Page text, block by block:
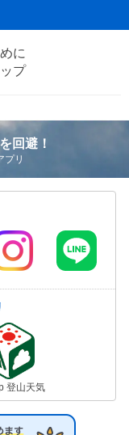
に
プ
回避！
リ
登山天気